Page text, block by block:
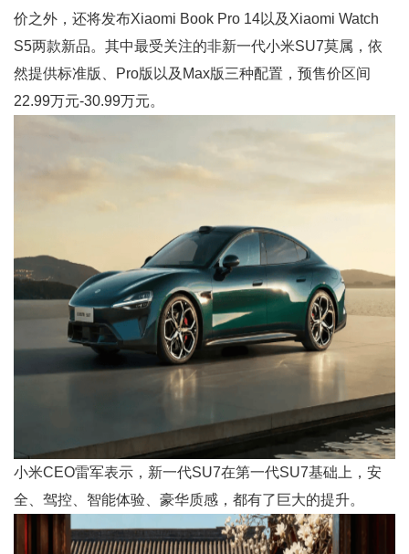
价之外，还将发布Xiaomi Book Pro 14以及Xiaomi Watch
S5两款新品。其中最受关注的非新一代小米SU7莫属，依
然提供标准版、Pro版以及Max版三种配置，预售价区间
22.99万元-30.99万元。
小米CEO雷军表示，新一代SU7在第一代SU7基础上，安
全、驾控、智能体验、豪华质感，都有了巨大的提升。